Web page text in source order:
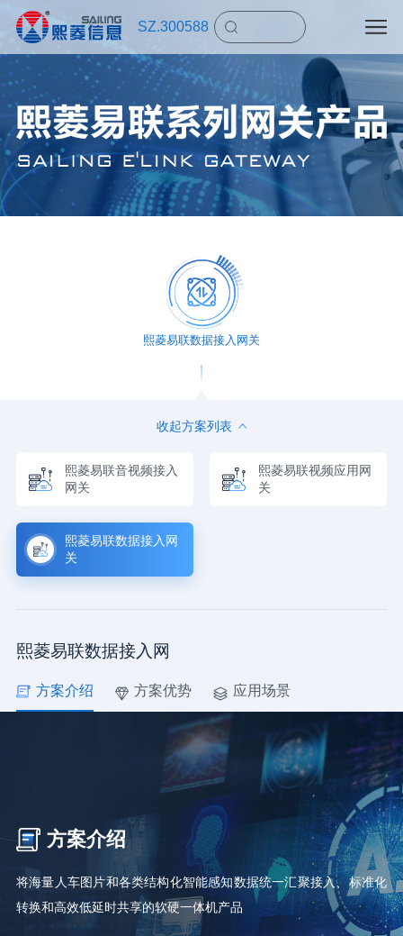
SZ.300588
熙菱易联数据接入网关
收起方案列表
熙菱易联音视频接入
网关
熙菱易联视频应用网
关
熙菱易联数据接入网
关
熙菱易联数据接入网
方案介绍 方案优势 应用场景
方案介绍
将海量人车图片和各类结构化智能感知数据统一汇聚接入、标准化
转换和高效低延时共享的软硬一体机产品